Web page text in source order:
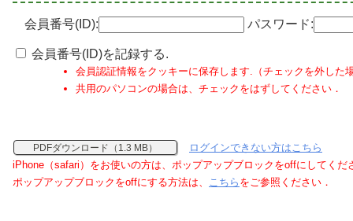
会員番号(ID): パスワード:
会員番号(ID)を記録する.
会員認証情報をクッキーに保存します.（チェックを外した
共用のパソコンの場合は、チェックをはずしてください．
PDFダウンロード（1.3 MB）
ログインできない方はこちら
iPhone（safari）をお使いの方は、ポップアップブロックをoffにしてくだ
ポップアップブロックをoffにする方法は、 こちら をご参照ください．